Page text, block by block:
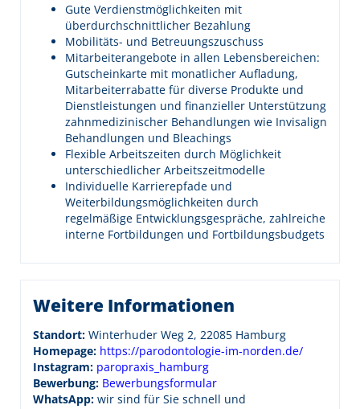
Gute Verdienstmöglichkeiten mit
überdurchschnittlicher Bezahlung
Mobilitäts- und Betreuungszuschuss
Mitarbeiterangebote in allen Lebensbereichen:
Gutscheinkarte mit monatlicher Aufladung,
Mitarbeiterrabatte für diverse Produkte und
Dienstleistungen und finanzieller Unterstützung
zahnmedizinischer Behandlungen wie Invisalign
Behandlungen und Bleachings
Flexible Arbeitszeiten durch Möglichkeit
unterschiedlicher Arbeitszeitmodelle
Individuelle Karrierepfade und
Weiterbildungsmöglichkeiten durch
regelmäßige Entwicklungsgespräche, zahlreiche
interne Fortbildungen und Fortbildungsbudgets
Weitere Informationen
Standort: Winterhuder Weg 2, 22085 Hamburg
Homepage: https://parodontologie-im-norden.de/
Instagram: paropraxis_hamburg
Bewerbung: Bewerbungsformular
WhatsApp: wir sind für Sie schnell und